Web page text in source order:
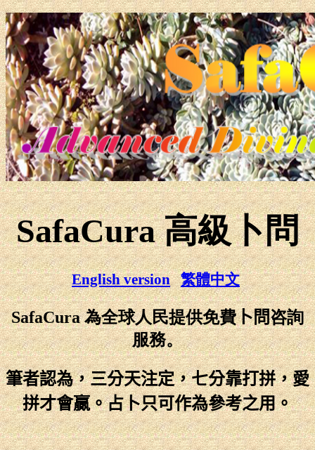
SafaCura 高級卜問
English version 繁體中文
SafaCura 為全球人民提供免費卜問咨詢
服務。
筆者認為，三分天注定，七分靠打拼，愛
拼才會贏。占卜只可作為參考之用。